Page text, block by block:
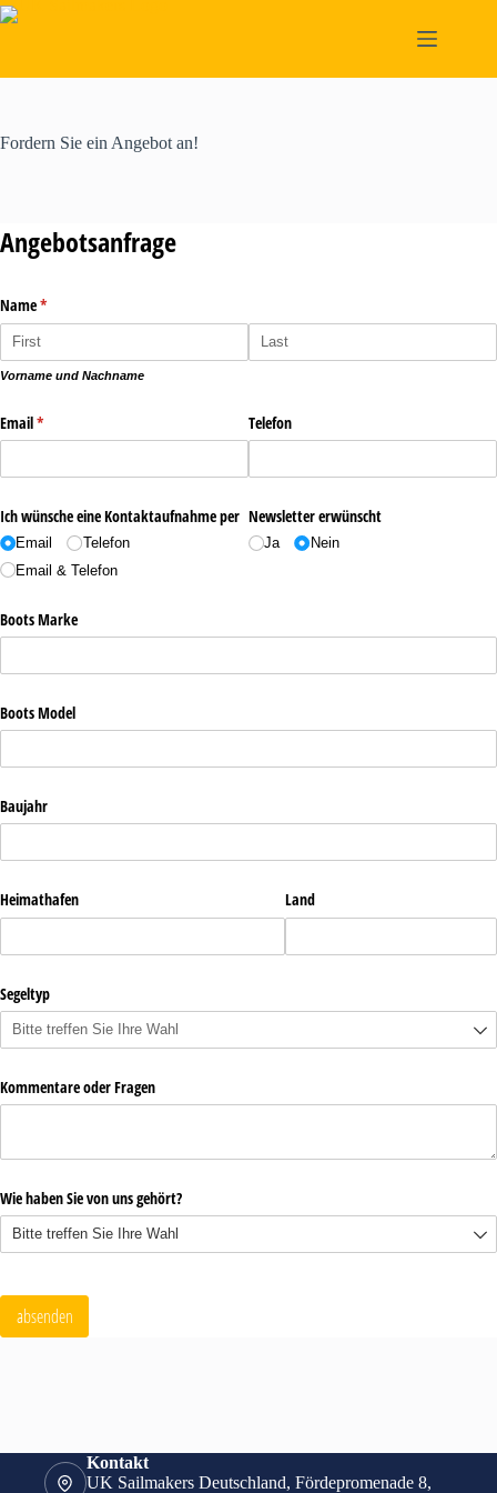
Skip
to
Fordern Sie ein Angebot an!
Kontakt
UK Sailmakers Deutschland, Fördepromenade 8,